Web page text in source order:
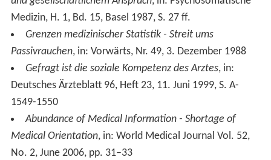
Medizin, H. 1, Bd. 15, Basel 1987, S. 27 ff.
Grenzen medizinischer Statistik - Streit ums
Passivrauchen, in: Vorwärts, Nr. 49, 3. Dezember 1988
Gefragt ist die soziale Kompetenz des Arztes, in:
Deutsches Ärzteblatt 96, Heft 23, 11. Juni 1999, S. A-
1549-1550
Abundance of Medical Information - Shortage of
Medical Orientation, in: World Medical Journal Vol. 52,
No. 2, June 2006, pp. 31–33